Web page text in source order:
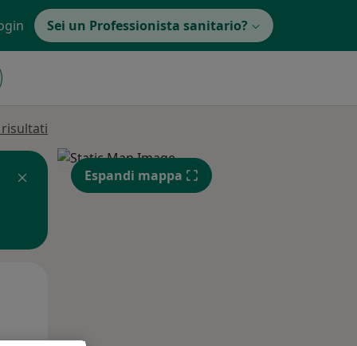
Sei un Professionista sanitario?
Espandi mappa